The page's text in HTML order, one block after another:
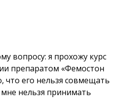
вопросу: я прохожу курс
препаратом «Фемостон
что его нельзя совмещать
нельзя принимать